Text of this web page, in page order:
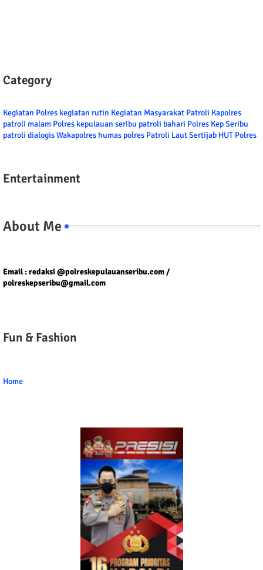
Category
Kegiatan Polres kegiatan rutin Kegiatan Masyarakat Patroli Kapolres
patroli malam Polres kepulauan seribu patroli bahari Polres Kep Seribu
patroli dialogisWakapolres humas polres Patroli LautSertijab HUT Polres
Entertainment
About Me
Email : redaksi @polreskepulauanseribu.com /
polreskepseribu@gmail.com
Fun & Fashion
Home